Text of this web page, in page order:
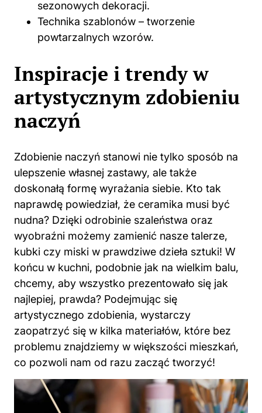
sezonowych dekoracji.
Technika szablonów – tworzenie
powtarzalnych wzorów.
Inspiracje i trendy w
artystycznym zdobieniu
naczyń
Zdobienie naczyń stanowi nie tylko sposób na
ulepszenie własnej zastawy, ale także
doskonałą formę wyrażania siebie. Kto tak
naprawdę powiedział, że ceramika musi być
nudna? Dzięki odrobinie szaleństwa oraz
wyobraźni możemy zamienić nasze talerze,
kubki czy miski w prawdziwe dzieła sztuki! W
końcu w kuchni, podobnie jak na wielkim balu,
chcemy, aby wszystko prezentowało się jak
najlepiej, prawda? Podejmując się
artystycznego zdobienia, wystarczy
zaopatrzyć się w kilka materiałów, które bez
problemu znajdziemy w większości mieszkań,
co pozwoli nam od razu zacząć tworzyć!